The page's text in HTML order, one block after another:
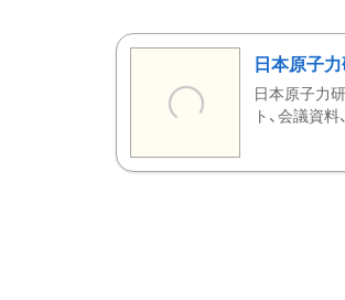
日本原子
日本原子力
ト、会議資